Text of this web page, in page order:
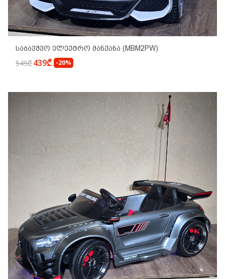
Საბავშვო Ელექტრო Მანქანა (MBM2PW)
549₾439₾ -20%